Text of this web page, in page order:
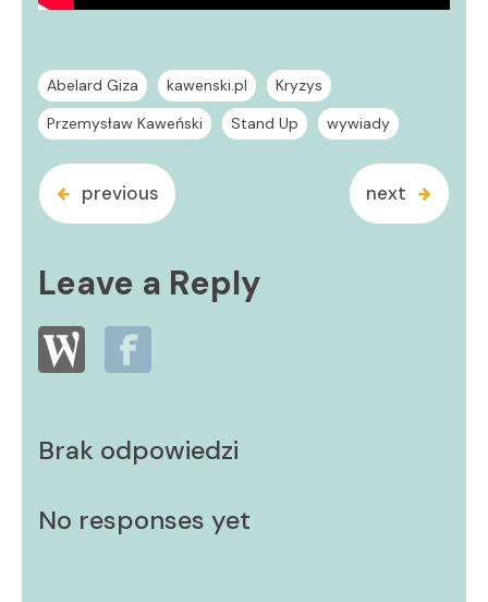
Abelard Giza kawenski.pl
Kryzys
Przemysław Kaweński
Stand Up wywiady
previous next
Leave a Reply
Brak odpowiedzi
No responses yet